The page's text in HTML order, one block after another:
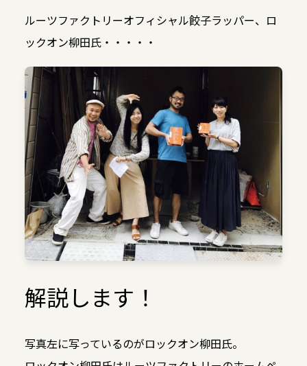
ルーツファクトリーオフィシャル餃子ラッパー、ロ
ックオン柳田氏・・・・・
解説します！
写真左に写っているのがロックオン柳田氏。